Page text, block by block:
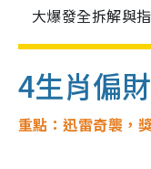
大爆發全拆解與指
4生肖偏
重點：迅雷奇襲，